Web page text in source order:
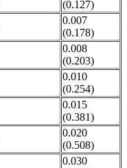
(0.127)
0.007
(0.178)
0.008
(0.203)
0.010
(0.254)
0.015
(0.381)
0.020
(0.508)
0.030